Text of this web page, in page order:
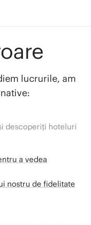
lucrurile, am
descoperiți hoteluri
a vedea
nostru de fidelitate